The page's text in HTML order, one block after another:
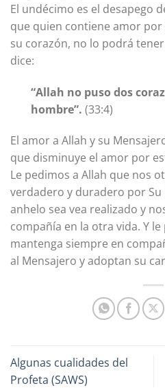
El undécimo es el desapego
que quien contiene amor por
su corazón, no lo podrá
dice:
“Allah no puso dos
hombre”. (33:4)
El amor a Allah y su
que disminuye el amor por
Le pedimos a Allah que nos
verdadero y duradero por
anhelo sea vea realizado y
compañía en la otra vida. Y
mantenga siempre en
al Mensajero y adoptan su
Algunas cualidades del
Profeta (SAWS)